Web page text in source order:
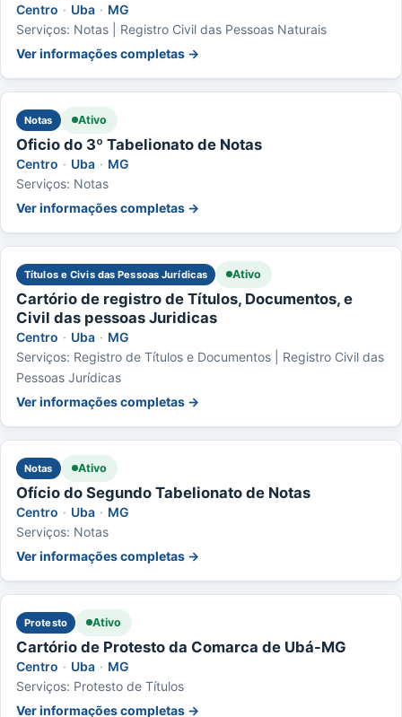
Centro · Uba · MG
Serviços: Notas | Registro Civil das Pessoas Naturais
Ver informações completas →
Notas Ativo
Oficio do 3º Tabelionato de Notas
Centro · Uba · MG
Serviços: Notas
Ver informações completas →
Títulos e Civis das Pessoas Jurídicas Ativo
Cartório de registro de Títulos, Documentos, e
Civil das pessoas Juridicas
Centro · Uba · MG
Serviços: Registro de Títulos e Documentos | Registro Civil das
Pessoas Jurídicas
Ver informações completas →
Notas Ativo
Ofício do Segundo Tabelionato de Notas
Centro · Uba · MG
Serviços: Notas
Ver informações completas →
Protesto Ativo
Cartório de Protesto da Comarca de Ubá-MG
Centro · Uba · MG
Serviços: Protesto de Títulos
Ver informações completas →